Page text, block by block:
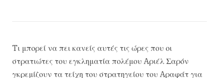
Tι μπορεί να πει κανείς αυτές τις ώρες που οι
στρατιώτες του εγκληματία πολέμου Aριέλ Σαρόν
γκρεμίζουν τα τείχη του στρατηγείου του Aραφάτ για